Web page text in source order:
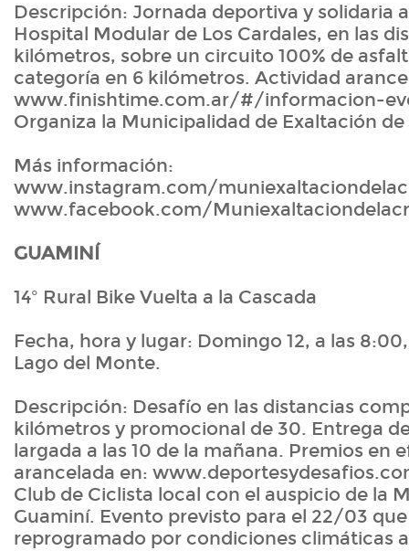
Descripción: Jornada deportiva y solidaria
Hospital Modular de Los Cardales, en las
kilómetros, sobre un circuito 100% de
categoría en 6 kilómetros. Actividad
www.finishtime.com.ar/#/informacion-
Organiza la Municipalidad de Exaltación de
Más información:
www.instagram.com/
www.facebook.com/
GUAMINÍ
14º Rural Bike Vuelta a la Cascada
Fecha, hora y lugar: Domingo 12, a las
Lago del Monte.
Descripción: Desafío en las distancias
kilómetros y promocional de 30. Entrega
largada a las 10 de la mañana. Premios en
arancelada en:
Club de Ciclista local con el auspicio de la
Guaminí. Evento previsto para el 22/03
reprogramado por condiciones climáticas